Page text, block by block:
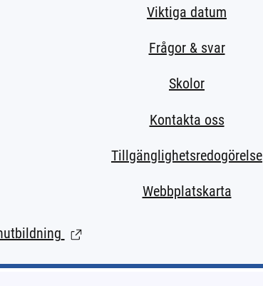
Viktiga datum
Frågor & svar
Skolor
Kontakta oss
Tillgänglighetsredogörelse
Webbplatskarta
(Länk till extern sida.)